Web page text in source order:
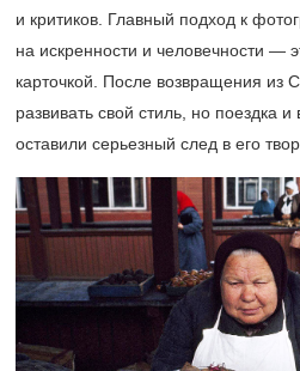
и критиков. Главный подход к
на искренности и человечности —
карточкой. После возвращения из
развивать свой стиль, но поездка
оставили серьезный след в его